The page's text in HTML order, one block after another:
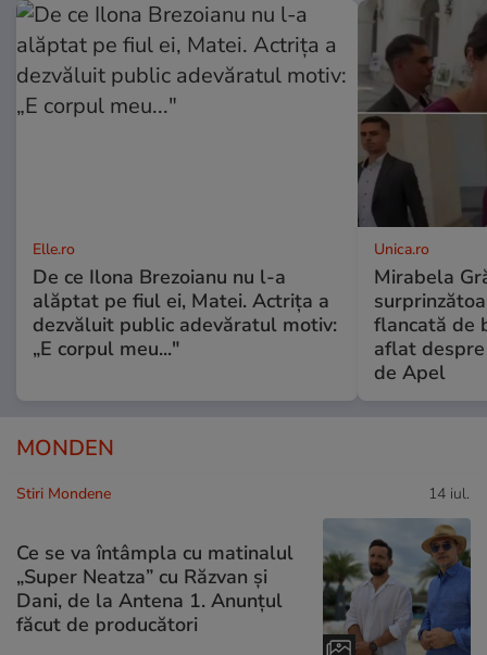
Elle.ro
De ce Ilona Brezoianu nu l-a
alăptat pe fiul ei, Matei. Actrița a
dezvăluit public adevăratul motiv:
„E corpul meu..."
Unica.ro
Mirabela
flancată de
aflat
de Apel
MONDEN
Stiri Mondene 14 iul.
Ce se va întâmpla cu matinalul
„Super Neatza” cu Răzvan şi
Dani, de la Antena 1. Anunțul
făcut de producători